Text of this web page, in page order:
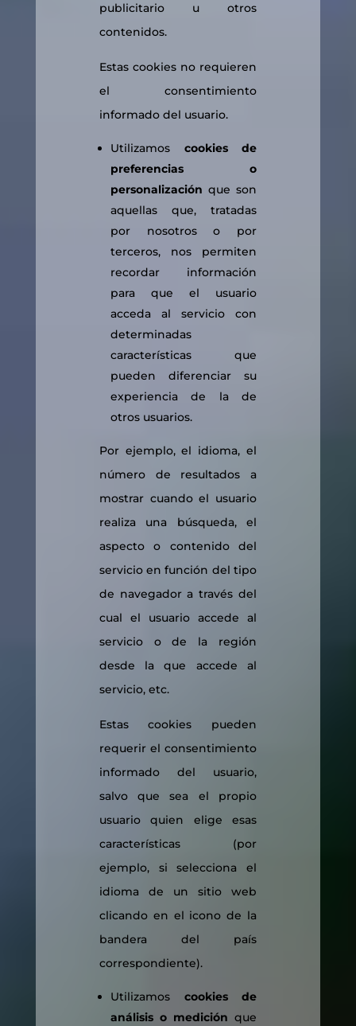
publicitario u otros
contenidos.
Estas cookies no requieren
el consentimiento
informado del usuario.
Utilizamos cookies de
preferencias o
personalización que son
aquellas que, tratadas
por nosotros o por
terceros, nos permiten
recordar información
para que el usuario
acceda al servicio con
determinadas
características que
pueden diferenciar su
experiencia de la de
otros usuarios.
Por ejemplo, el idioma, el
número de resultados a
mostrar cuando el usuario
realiza una búsqueda, el
aspecto o contenido del
servicio en función del tipo
de navegador a través del
cual el usuario accede al
servicio o de la región
desde la que accede al
servicio, etc.
Estas cookies pueden
requerir el consentimiento
informado del usuario,
salvo que sea el propio
usuario quien elige esas
características (por
ejemplo, si selecciona el
idioma de un sitio web
clicando en el icono de la
bandera del país
correspondiente).
Utilizamos cookies de
análisis o medición que